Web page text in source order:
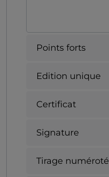
Points forts
Edition unique
Certificat
Signature
Tirage numéroté